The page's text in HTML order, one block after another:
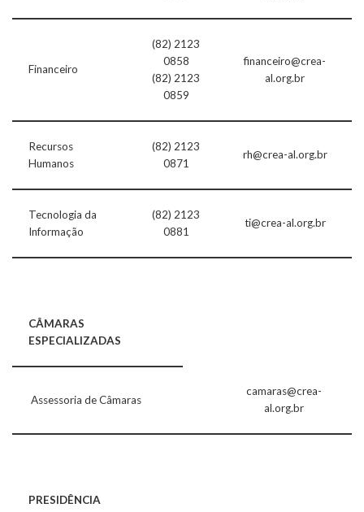
Financeiro
(82) 2123
0858
(82) 2123
0859
financeiro@crea-
al.org.br
Recursos
Humanos
(82) 2123
0871
rh@crea-al.org.br
Tecnologia da
Informação
(82) 2123
0881
ti@crea-al.org.br
CÂMARAS
ESPECIALIZADAS
Assessoria de Câmaras
camaras@crea-
al.org.br
PRESIDÊNCIA